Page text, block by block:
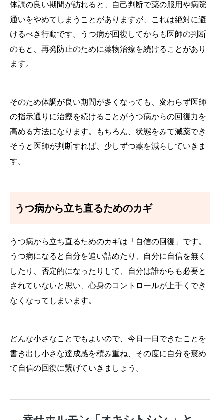
体調の良い期間が訪れると、自己判断で薬の服用や病院
通いをやめてしまうことがありますが、これは絶対に避
けるべき行動です。うつ病が回復してからも医師の判断
のもと、再発防止のために薬物治療を続けることがあり
ます。
そのため体調が良い期間が多くなっても、変わらず医師
の指示通りに治療を続けることがうつ病からの回復力を
高める方法になります。もちろん、状態をみて減薬でき
そうと医師が判断すれば、少しずつ薬を減らしていきま
す。
うつ病から立ち直るためのカギ
うつ病から立ち直るためのカギは「自信の回復」です。
うつ病になると自分を追い詰めたり、自分に自信を無く
したり、否定的になったりして、自分は誰からも必要と
されていないと思い、心身のコントロールが上手くでき
なくなってしまいます。
どんな小さなことでもよいので、今日一日できたことを
書き出し小さな達成感を積み重ね、その度に自分を褒め
て自信の回復に繋げていきましょう。